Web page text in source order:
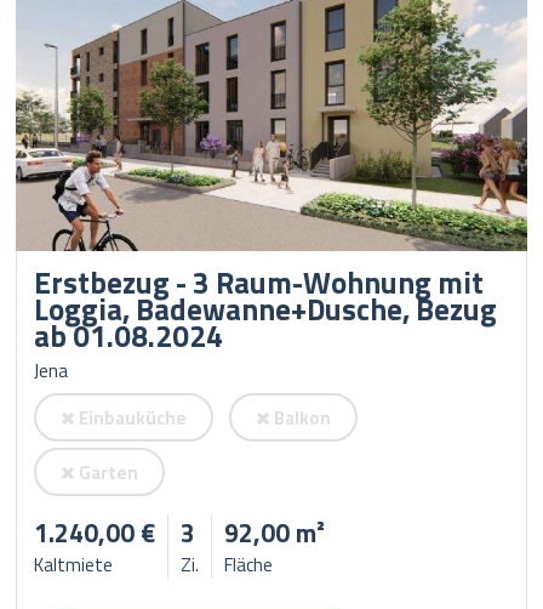
Erstbezug - 3 Raum-Wohnung mit
Loggia, Badewanne+Dusche, Bezug
ab 01.08.2024
Jena
Einbauküche
Balkon
Garten
1.240,00 €
Kaltmiete
3
Zi.
92,00 m²
Fläche